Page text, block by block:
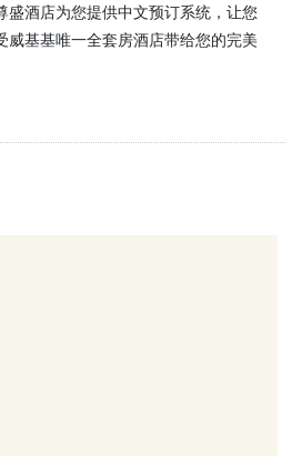
盛酒店为您提供中文预订系统，让您
威基基唯一全套房酒店带给您的完美